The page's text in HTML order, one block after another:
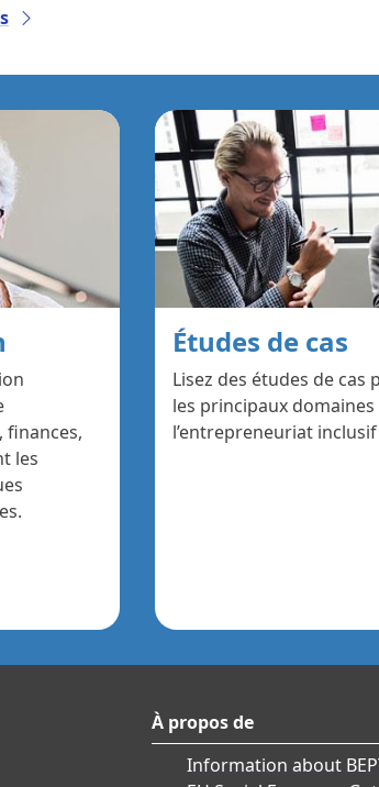
finances,
les
Études de cas
Lisez des études de cas
les principaux
l’entrepreneuriat
À propos de
Information about